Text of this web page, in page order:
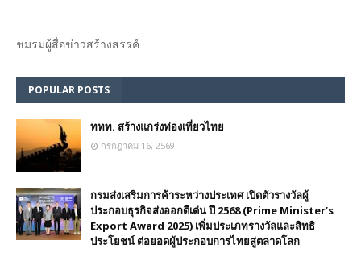
ชมรม​ผู้สื่อข่าวสร้างสรรค์​
POPULAR POSTS
ททท. สร้างแกร่งท่องเที่ยวไทย
กรกฎาคม 16, 2569
กรมส่งเสริมการค้าระหว่างประเทศ เปิดตัวรางวัลผู้
ประกอบธุรกิจส่งออกดีเด่น ปี 2568 (Prime Minister’s
Export Award 2025) เพิ่มประเภทรางวัลและสิทธิ
ประโยชน์ ต่อยอดผู้ประกอบการไทยสู่ตลาดโลก